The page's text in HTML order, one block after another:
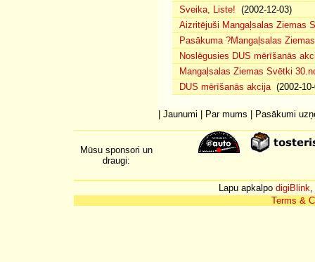
Sveika, Liste! (2002-12-03)
Aizritējuši Mangaļsalas Ziemas
Pasākuma ?Mangaļsalas
Noslēgusies DUS mērīšanās
Mangaļsalas Ziemas Svētki
DUS mērīšanās akcija(2002-10-
Jaunumi Par mums Pasākumi
Mūsu sponsori un
draugi:
Lapu apkalpo digiBlink,
Terms &